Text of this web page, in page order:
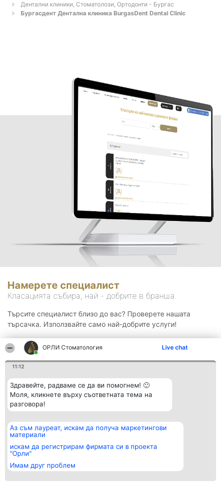
ОРЛИ Стоматология Live chat
11:12
Здравейте, радваме се да ви помогнем! 🙂
Моля, кликнете върху съответната тема на
разговора!
Аз съм лауреат, искам да получа маркетингови
материали
искам да регистрирам фирмата си в проекта
"Орли"
Имам друг проблем
Дентални клиники, Стоматолози, Ортодонти - Бургас
Бургасдент Дентална клиника BurgasDent Dental Clinic
Намерете специалист
Класацията събира, най - добрите в бранша.
Търсите специалист близо до вас? Проверете нашата
търсачка. Използвайте само най-добрите услуги!
Организатор на
класиране
BulevardulAleea Timișul De
Sus Nr. 2, Bl. A30, Sc. A, Et.
4, Ap. 13
București 53-238
Класация
всички
Статут/Устав
Контакти